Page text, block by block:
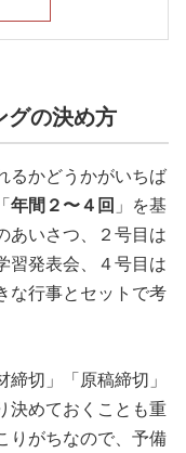
グの決め方
るかどうかがいちば
年間２〜４回 」を基
あいさつ、２号目は
習発表会、４号目は
な行事とセットで考
切」「原稿締切」
決めておくことも重
りがちなので、予備